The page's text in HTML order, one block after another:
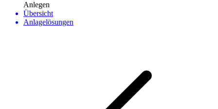
Anlegen
Übersicht
Anlagelösungen